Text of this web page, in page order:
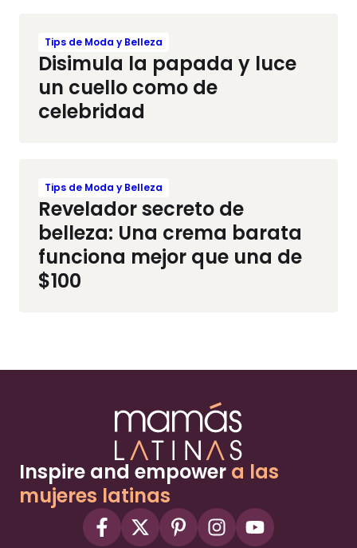
Tips de Moda y Belleza
Disimula la papada y luce
un cuello como de
celebridad
Tips de Moda y Belleza
Revelador secreto de
belleza: Una crema barata
funciona mejor que una de
$100
Inspire and empower a las
mujeres latinas